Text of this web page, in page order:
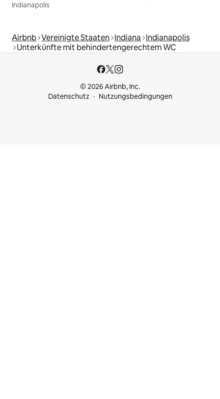
Indianapolis
Airbnb Vereinigte Staaten Indiana Indianapolis
Unterkünfte mit behindertengerechtem WC
© 2026 Airbnb, Inc.
Datenschutz
Nutzungsbedingungen